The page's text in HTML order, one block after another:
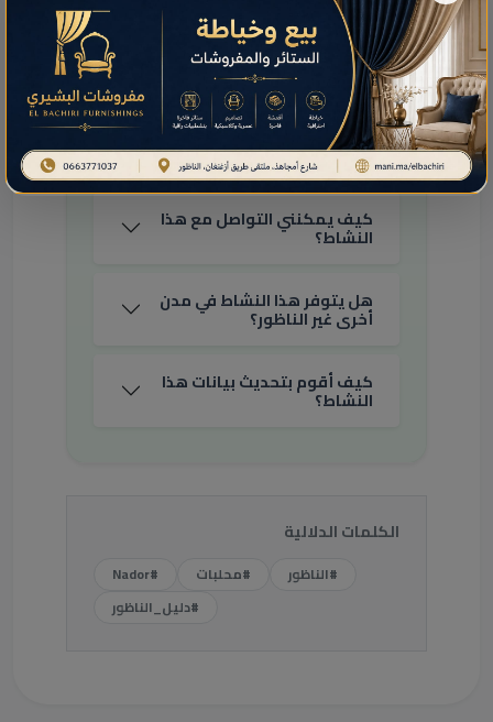
الاتصال لضمان الرد على استفساراتكم من قبل فريق
هذا النشاط.
الأسئلة الشائعة حول هذا
النشاط في الناظور
كيف يمكنني التواصل مع هذا
النشاط؟
هل يتوفر هذا النشاط في مدن
أخرى غير الناظور؟
كيف أقوم بتحديث بيانات هذا
النشاط؟
الكلمات الدلالية
#الناظور #محلبات
#Nador
#دليل_الناظور